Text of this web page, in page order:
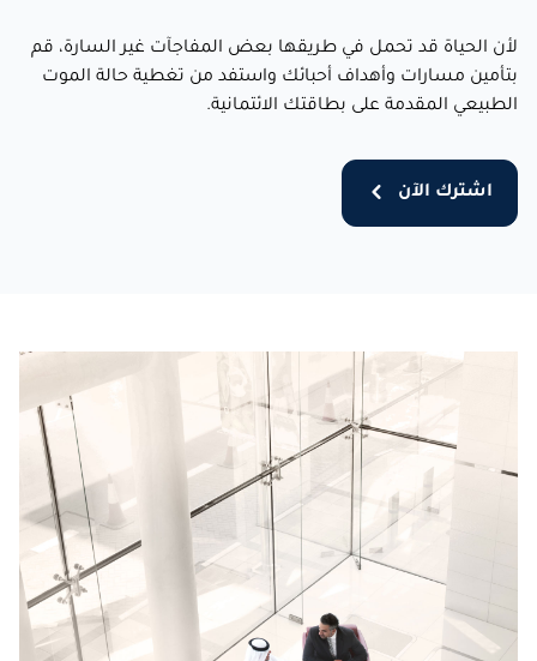
لأن الحياة قد تحمل في طريقها بعض المفاجآت غير السارة، قم
بتأمين مسارات وأهداف أحبائك واستفد من تغطية حالة الموت
الطبيعي المقدمة على بطاقتك الائتمانية.
اشترك الآن